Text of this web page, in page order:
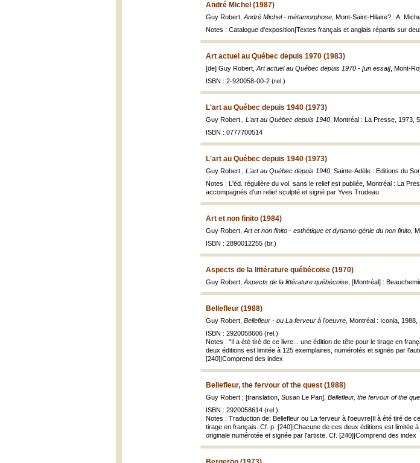
André Michel (1987)
Guy Robert, André Michel - métamorphose , Mont-Saint-Hilaire? : A.
Notes : Catalogue d'exposition|Textes français et anglais répartis sur
Art actuel au Québec depuis 1970 (1983)
[de] Guy Robert, Art actuel au Québec depuis 1970 - [un essai], Mont-
ISBN : 2-920058-00-2 (rel.)
L'art au Québec depuis 1940 (1973)
Guy Robert., L'art au Québec depuis 1940 , Montréal : La Presse, 1973,
ISBN : 0777700514
L'art au Québec depuis 1940 (1973)
Guy Robert., L'art au Québec depuis 1940 , Sainte-Adèle : Editions du
Notes : L'éd. régulière du vol. sans le relief est publiée, Montréal : La
accompagnés d'un relief sculpté et signé par Yves Trudeau
Art et non finito (1984)
Guy Robert, Art et non finito - esthétique et dynamo-génie du non finito ,
ISBN : 2890012255 (br.)
Aspects de la littérature québécoise (1970)
Guy Robert, Aspects de la littérature québécoise , [Montréal] :
Bellefleur (1988)
Guy Robert, Bellefleur - ou La ferveur à l'oeuvre , Montréal : Iconia,
ISBN : 2920058606 (rel.)
Notes : "Il a été tiré de ce livre... une édition de tête pour le tirage en
deux éditions est limitée à 125 exemplaires, numérotés et signés par
[240]|Comprend des index
Bellefleur, the fervour of the quest (1988)
Guy Robert ; [translation, Susan Le Pan], Bellefleur, the fervour of the
ISBN : 2920058614 (rel.)
Notes : Traduction de: Bellefleur ou La ferveur à l'oeuvre|Il à été tiré de
tirage en français. Cf. p. [240]|Chacune de ces deux éditions est limitée
originale numérotée et signée par l'artiste. Cf. [240]|Comprend des index